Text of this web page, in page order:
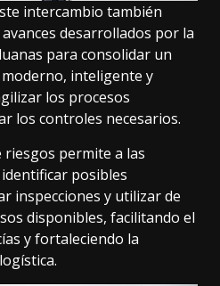
intercambio también
desarrollados por la
para consolidar un
inteligente y
los procesos
los controles necesarios.
permite a las
posibles
inspecciones y utilizar de
disponibles, facilitando el
y fortaleciendo la